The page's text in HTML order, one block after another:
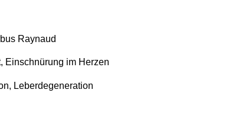
Raynaud
Einschnürung im Herzen
Leberdegeneration